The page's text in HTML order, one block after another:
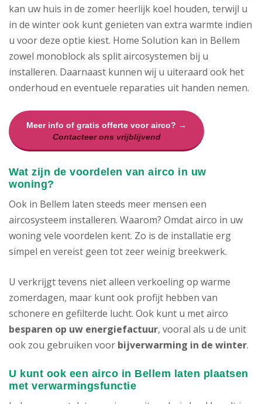
kan uw huis in de zomer heerlijk koel houden, terwijl u
in de winter ook kunt genieten van extra warmte indien
u voor deze optie kiest. Home Solution kan in Bellem
zowel monoblock als split aircosystemen bij u
installeren. Daarnaast kunnen wij u uiteraard ook het
onderhoud en eventuele reparaties uit handen nemen.
Meer info of gratis offerte voor airco? →
Contacteer ons vrijblijvend
Wat zijn de voordelen van airco in uw
woning?
Ook in Bellem laten steeds meer mensen een
aircosysteem installeren. Waarom? Omdat airco in uw
woning vele voordelen kent. Zo is de installatie erg
simpel en vereist geen tot zeer weinig breekwerk.
U verkrijgt tevens niet alleen verkoeling op warme
zomerdagen, maar kunt ook profijt hebben van
schonere en gefilterde lucht. Ook kunt u met airco
besparen op uw energiefactuur, vooral als u de unit
ook zou gebruiken voor bijverwarming in de winter.
U kunt ook een airco in Bellem laten plaatsen
met verwarmingsfunctie